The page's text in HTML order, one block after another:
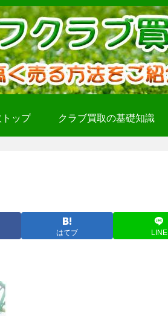
ップ クラブ買取の基礎知識
はてブ LINE